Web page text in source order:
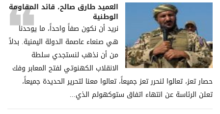
العميد طارق صالح، قائد المقاومة
الوطنية
نريد أن نكون صفاً واحداً، ما يوحدنا
هي صنعاء عاصمة الدولة اليمنية. بدلاً
من أن نذهب لنستجدي سلطة
الانقلاب الكهنوتي لفتح المعابر وفك
حصار تعز، تعالوا لنحرر تعز جميعاً، تعالوا معنا لتحرير الحديدة جميعاً،
تعلن الرئاسة عن انتهاء اتفاق ستوكهولم الذي...